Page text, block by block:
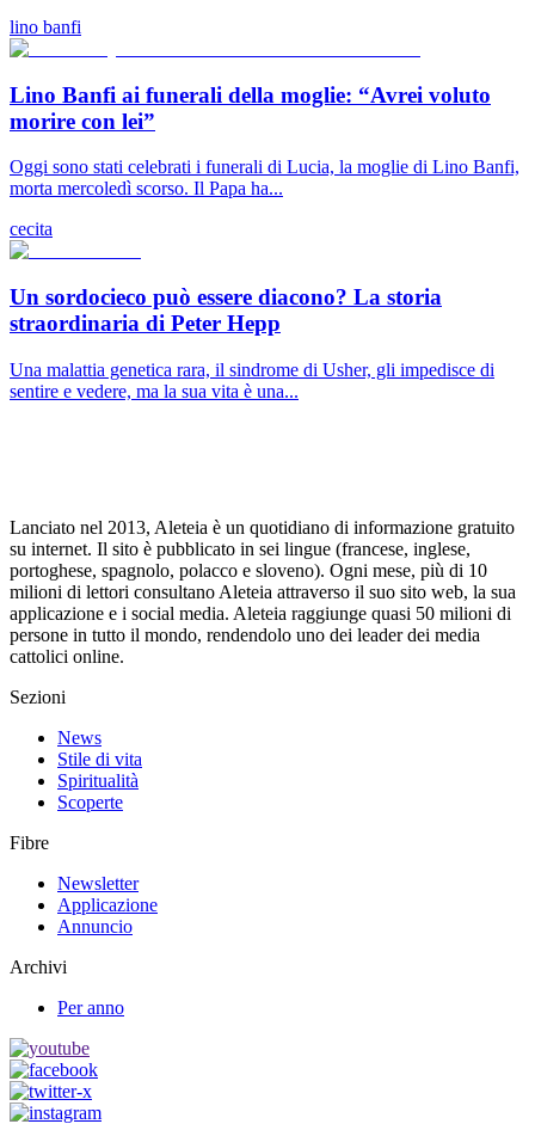
lino banfi
Lino Banfi ai funerali della moglie: “Avrei voluto
morire con lei”
Oggi sono stati celebrati i funerali di Lucia, la moglie di Lino Banfi,
morta mercoledì scorso. Il Papa ha...
cecita
Un sordocieco può essere diacono? La storia
straordinaria di Peter Hepp
Una malattia genetica rara, il sindrome di Usher, gli impedisce di
sentire e vedere, ma la sua vita è una...
Lanciato nel 2013, Aleteia è un quotidiano di informazione gratuito
su internet. Il sito è pubblicato in sei lingue (francese, inglese,
portoghese, spagnolo, polacco e sloveno). Ogni mese, più di 10
milioni di lettori consultano Aleteia attraverso il suo sito web, la sua
applicazione e i social media. Aleteia raggiunge quasi 50 milioni di
persone in tutto il mondo, rendendolo uno dei leader dei media
cattolici online.
Sezioni
News
Stile di vita
Spiritualità
Scoperte
Fibre
Newsletter
Applicazione
Annuncio
Archivi
Per anno